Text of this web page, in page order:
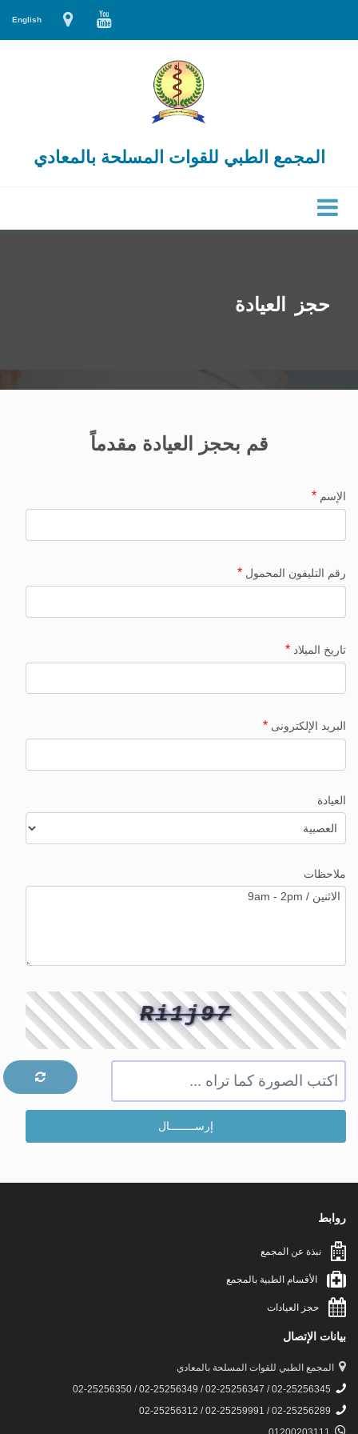
English
المجمع الطبي للقوات المسلحة بالمعادي
حجز العيادة
قم بحجز العيادة مقدماً
الإسم *
رقم التليفون المحمول *
تاريخ الميلاد *
البريد الإلكترونى *
العيادة
ملاحظات
Ri1j97
روابط
نبذة عن المجمع
الأقسام الطبية بالمجمع
حجز العيادات
بيانات الإتصال
المجمع الطبي للقوات المسلحة بالمعادي